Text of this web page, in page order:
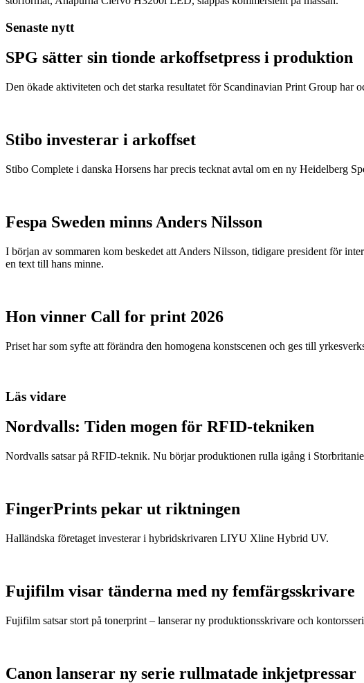
Senaste nytt
SPG sätter sin tionde arkoffsetpress i produktion
Den ökade aktiviteten och det starka resultatet för Scandinavian Print Group har
Stibo investerar i arkoffset
Stibo Complete i danska Horsens har precis tecknat avtal om en ny Heidelberg
Fespa Sweden minns Anders Nilsson
I början av sommaren kom beskedet att Anders Nilsson, tidigare president för
en text till hans minne.
Hon vinner Call for print 2026
Priset har som syfte att förändra den homogena konstscenen och ges till
Läs vidare
Nordvalls: Tiden mogen för RFID-tekniken
Nordvalls satsar på RFID-teknik. Nu börjar produktionen rulla igång i
FingerPrints pekar ut riktningen
Halländska företaget investerar i hybridskrivaren LIYU Xline Hybrid UV.
Fujifilm visar tänderna med ny femfärgsskrivare
Fujifilm satsar stort på tonerprint – lanserar ny produktionsskrivare och
Canon lanserar ny serie rullmatade inkjetpressar